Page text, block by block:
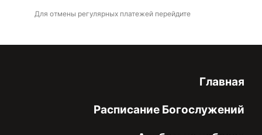
Для отмены регулярных платежей перейдите
Главная
Расписание Богослужений